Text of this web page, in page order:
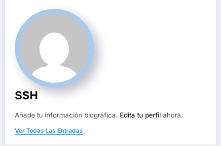
SSH
Añade tu información biográfica. Edita tu perfil ahora.
Ver Todas Las Entradas